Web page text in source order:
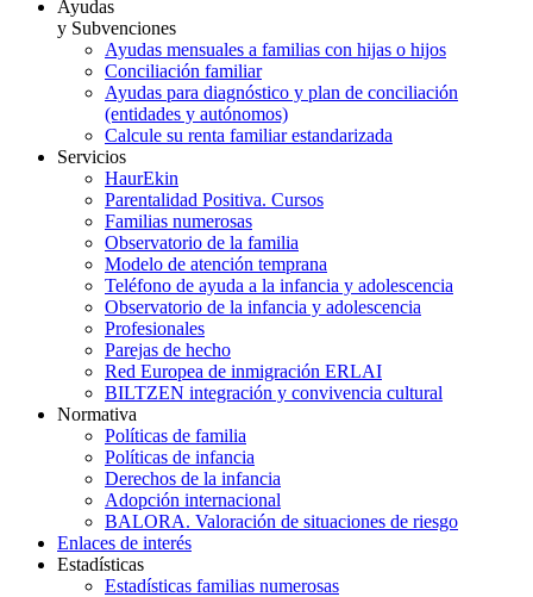
Ayudas
y Subvenciones
Ayudas mensuales a familias con hijas o hijos
Conciliación familiar
Ayudas para diagnóstico y plan de conciliación
(entidades y autónomos)
Calcule su renta familiar estandarizada
Servicios
HaurEkin
Parentalidad Positiva. Cursos
Familias numerosas
Observatorio de la familia
Modelo de atención temprana
Teléfono de ayuda a la infancia y adolescencia
Observatorio de la infancia y adolescencia
Profesionales
Parejas de hecho
Red Europea de inmigración ERLAI
BILTZEN integración y convivencia cultural
Normativa
Políticas de familia
Políticas de infancia
Derechos de la infancia
Adopción internacional
BALORA. Valoración de situaciones de riesgo
Enlaces de interés
Estadísticas
Estadísticas familias numerosas